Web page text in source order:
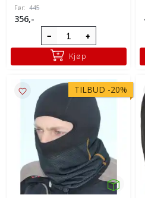
Før: 445
356,-
Kjøp
TILBUD -20%